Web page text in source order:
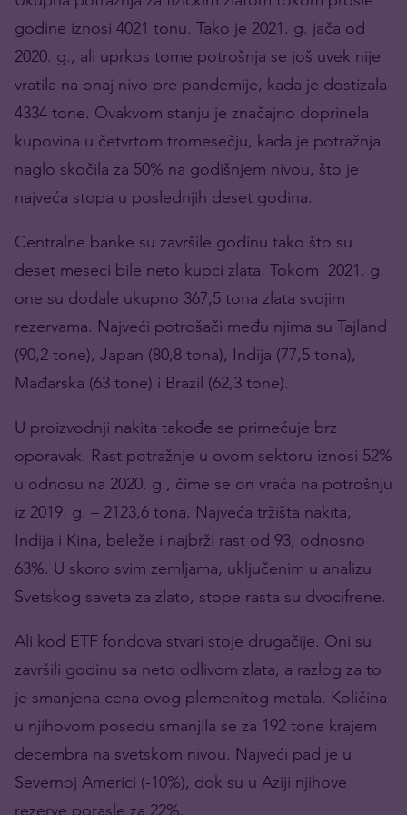
godine iznosi 4021 tonu. Tako je 2021. g. jača od
2020. g., ali uprkos tome potrošnja se još uvek nije
vratila na onaj nivo pre pandemije, kada je dostizala
4334 tone. Ovakvom stanju je značajno doprinela
kupovina u četvrtom tromesečju, kada je potražnja
naglo skočila za 50% na godišnjem nivou, što je
najveća stopa u poslednjih deset godina.
Centralne banke su završile godinu tako što su
deset meseci bile neto kupci zlata. Tokom 2021. g.
one su dodale ukupno 367,5 tona zlata svojim
rezervama. Najveći potrošači među njima su Tajland
(90,2 tone), Japan (80,8 tona), Indija (77,5 tona),
Mađarska (63 tone) i Brazil (62,3 tone).
U proizvodnji nakita takođe se primećuje brz
oporavak. Rast potražnje u ovom sektoru iznosi 52%
u odnosu na 2020. g., čime se on vraća na potrošnju
iz 2019. g. – 2123,6 tona. Najveća tržišta nakita,
Indija i Kina, beleže i najbrži rast od 93, odnosno
63%. U skoro svim zemljama, uključenim u analizu
Svetskog saveta za zlato, stope rasta su dvocifrene.
Ali kod ETF fondova stvari stoje drugačije. Oni su
završili godinu sa neto odlivom zlata, a razlog za to
je smanjena cena ovog plemenitog metala. Količina
u njihovom posedu smanjila se za 192 tone krajem
decembra na svetskom nivou. Najveći pad je u
Severnoj Americi (-10%), dok su u Aziji njihove
rezerve porasle za 22%.